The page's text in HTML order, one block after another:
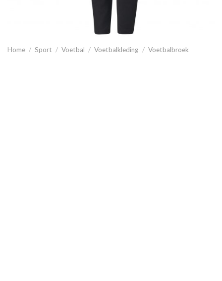
Home / Sport / Voetbal / Voetbalkleding / Voetbalbroek